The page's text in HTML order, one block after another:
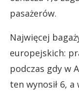
pasażerów.
Najwięcej
europejskich:
podczas gdy w
ten wynosił 6, a